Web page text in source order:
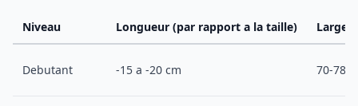
Niveau Longueur (par rapport a la taille)
Debutant -15 a -20 cm 70-78